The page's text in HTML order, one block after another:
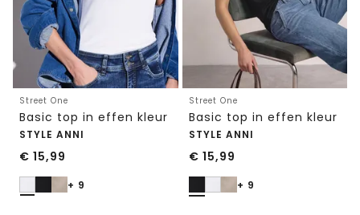
Street One
Basic top in effen kleur
STYLE ANNI
€ 15,99
+ 9
Street One
Basic top in effen kleur
STYLE ANNI
€ 15,99
+ 9